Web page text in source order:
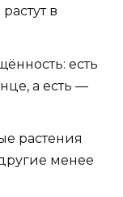
в
есть
а есть —
растения
менее